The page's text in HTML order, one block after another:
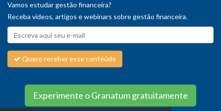
Vamos estudar gestão financeira?
Receba vídeos, artigos e webinars sobre gestão financeira.
Quero receber esse conteúdo
Experimente o Granatum gratuitamente